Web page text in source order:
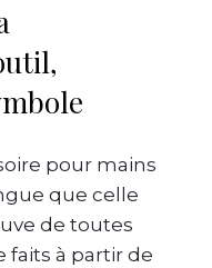
pour mains
que celle
de toutes
faits à partir de